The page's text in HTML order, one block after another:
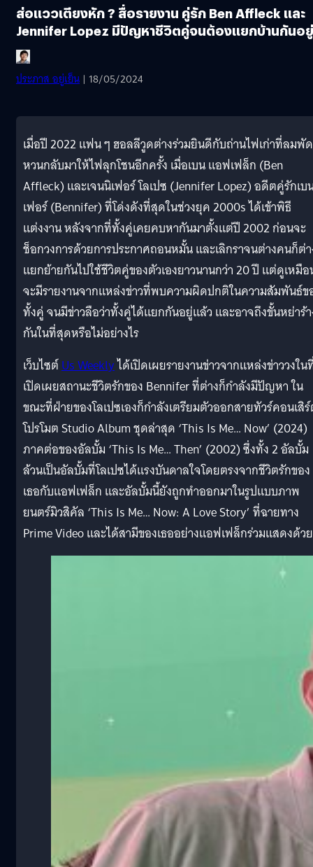
ส่อแววเตียงหัก ? สื่อรายงาน คู่รัก Ben Affleck และ
Jennifer Lopez มีปัญหาชีวิตคู่จนต้องแยกบ้านกันอยู่
ประภาส อยู่เย็น | 18/05/2024
เมื่อปี 2022 แฟน ๆ ฮอลลีวูดต่างร่วมยินดีกับถ่านไฟเก่าที่ลมพัด
หวนกลับมาให้ไฟลุกโชนอีกครั้ง เมื่อเบน แอฟเฟล็ก (Ben
Affleck) และเจนนิเฟอร์ โลเปซ (Jennifer Lopez) อดีตคู่รักเบ
เฟอร์ (Bennifer​) ที่โด่งดังที่สุดในช่วงยุค 2000s ได้เข้าพิธี
แต่งงาน หลังจากที่ทั้งคู่เคยคบหากันมาตั้งแต่ปี 2002 ก่อนจะ
ช็อกวงการด้วยการประกาศถอนหมั้น และเลิกราจนต่างคนก็ต่
แยกย้ายกันไปใช้ชีวิตคู่ของตัวเองยาวนานกว่า 20 ปี แต่ดูเหมื
จะมีรายงานจากแหล่งข่าวที่พบความผิดปกติในความสัมพันธ์ข
ทั้งคู่ จนมีข่าวลือว่าทั้งคู่ได้แยกกันอยู่แล้ว และอาจถึงขั้นหย่าร้
กันในที่สุดหรือไม่อย่างไร
เว็บไซต์Us Weeklyได้เปิดเผยรายงานข่าวจากแหล่งข่าววงใน
เปิดเผยสถานะชีวิตรักของ Bennifer ที่ต่างก็กำลังมีปัญหา ใน
ขณะที่ฝ่ายของโลเปซเองก็กำลังเตรียมตัวออกสายทัวร์คอนเสิ
โปรโมต Studio Album ชุดล่าสุด ‘This Is Me… Now’ (2024)
ภาคต่อของอัลบั้ม ‘This Is Me… Then’ (2002) ซึ่งทั้ง 2 อัลบั้ม
ล้วนเป็นอัลบั้มที่โลเปซได้แรงบันดาลใจโดยตรงจากชีวิตรักของ
เธอกับแอฟเฟล็ก และอัลบั้มนี้ยังถูกทำออกมาในรูปแบบภาพ
ยนตร์มิวสิคัล ‘This Is Me… Now: A Love Story’ ที่ฉายทาง
Prime Video และได้สามีของเธออย่างแอฟเฟล็กร่วมแสดงด้วย